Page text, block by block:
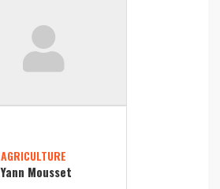
AGRICULTURE
Yann Mousset